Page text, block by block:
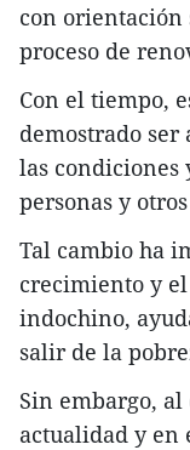
con orientación
proceso de
Con el tiempo,
demostrado ser
las condiciones
personas y
Tal cambio ha
crecimiento y
indochino,
salir de la
Sin embargo,
actualidad y en